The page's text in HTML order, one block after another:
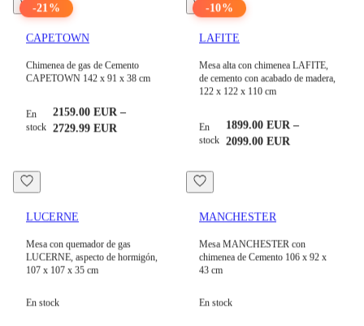
-21 %
CAPETOWN
Chimenea de gas de Cemento
CAPETOWN 142 x 91 x 38 cm
En
stock
2159.00 EUR–
2729.99 EUR
-10%
LAFITE
Mesa alta con chimenea LAFITE,
de cemento con acabado de madera,
122 x 122 x 110 cm
En
stock
1899.00 EUR–
2099.00 EUR
LUCERNE
Mesa con quemador de gas
LUCERNE, aspecto de hormigón,
107 x 107 x 35 cm
En stock
MANCHESTER
Mesa MANCHESTER con
chimenea de Cemento 106 x 92 x
43 cm
En stock